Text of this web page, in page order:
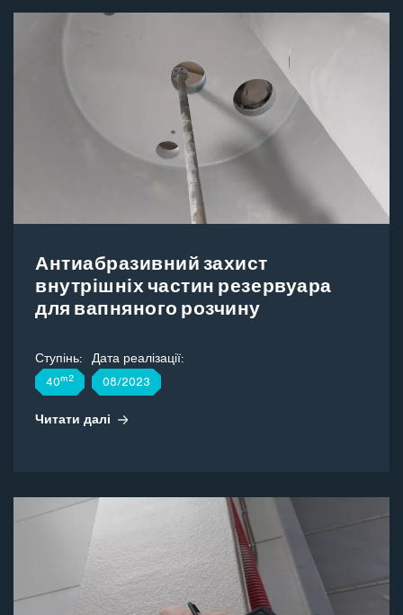
Антиабразивний захист
внутрішніх частин резервуара
для вапняного розчину
Ступінь:
40m2
Дата реалізації:
08/2023
Читати далі